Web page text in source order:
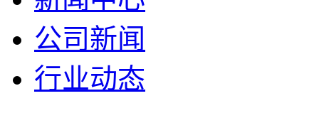
公司新闻
行业动态